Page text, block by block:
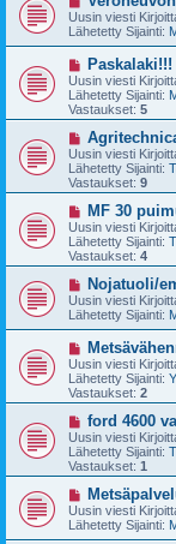
s
t
u
s
i
v
e
s
t
Uusin viesti
Lähetetty Sijainti:
U
u
s
i
v
e
s
t
i
Paskalaki!!!
Uusin viesti
Lähetetty Sijainti:
Vastaukset: 5
U
u
s
i
v
e
s
t
i
Uusin viesti
Lähetetty Sijainti:
Vastaukset: 9
U
u
s
i
v
e
s
t
MF 30
Uusin viesti
Lähetetty Sijainti:
Vastaukset: 4
U
u
s
i
v
e
s
t
Nojatuoli/
Uusin viesti
Lähetetty Sijainti:
U
u
s
i
v
e
s
t
i
Uusin viesti
Lähetetty Sijainti:
Vastaukset: 2
U
u
s
i
v
e
s
t
ford 4600
Uusin viesti
Lähetetty Sijainti:
Vastaukset: 1
U
u
s
i
Uusin viesti
Lähetetty Sijainti: